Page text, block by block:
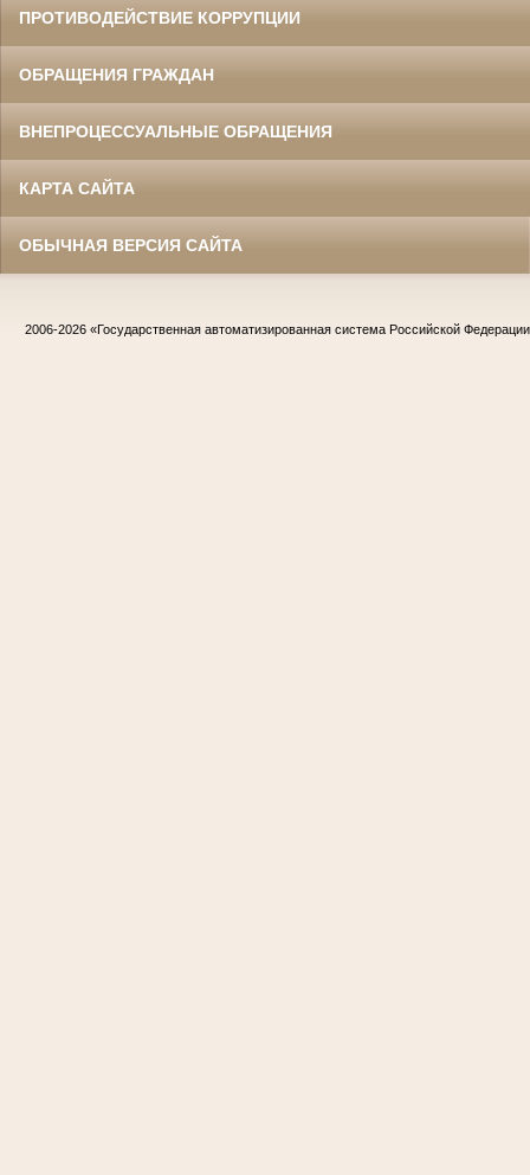
ПРОТИВОДЕЙСТВИЕ КОРРУПЦИИ
ОБРАЩЕНИЯ ГРАЖДАН
ВНЕПРОЦЕССУАЛЬНЫЕ ОБРАЩЕНИЯ
КАРТА САЙТА
ОБЫЧНАЯ ВЕРСИЯ САЙТА
2006-2026 «Государственная автоматизированная система Российской